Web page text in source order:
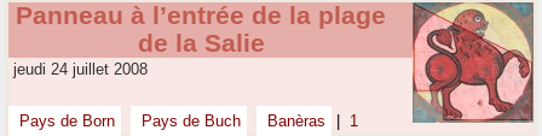
Panneau à l’entrée de la plage
de la Salie
jeudi 24 juillet 2008
Pays de Born Pays de Buch Banèras 1